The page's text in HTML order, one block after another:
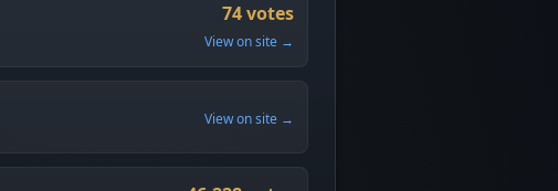
74 votes
View on site →
View on site →